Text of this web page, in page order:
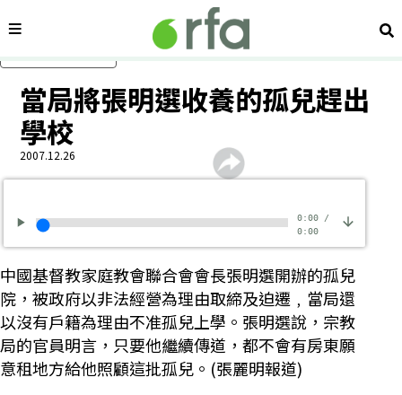
內容分類 搜
當局將張明選收養的孤兒趕出
學校
2007.12.26
0:00/
0:00
中國基督教家庭教會聯合會會長張明選開辦的孤兒
院，被政府以非法經營為理由取締及迫遷﹐當局還
以沒有戶籍為理由不准孤兒上學。張明選說，宗教
局的官員明言，只要他繼續傳道，都不會有房東願
意租地方給他照顧這批孤兒。(張麗明報道)